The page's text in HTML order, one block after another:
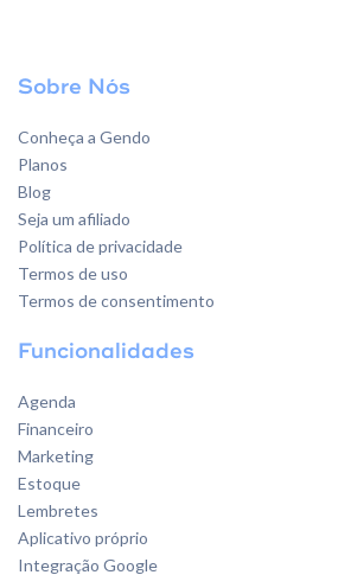
Sobre Nós
Conheça a Gendo
Planos
Blog
Seja um afiliado
Política de privacidade
Termos de uso
Termos de consentimento
Funcionalidades
Agenda
Financeiro
Marketing
Estoque
Lembretes
Aplicativo próprio
Integração Google